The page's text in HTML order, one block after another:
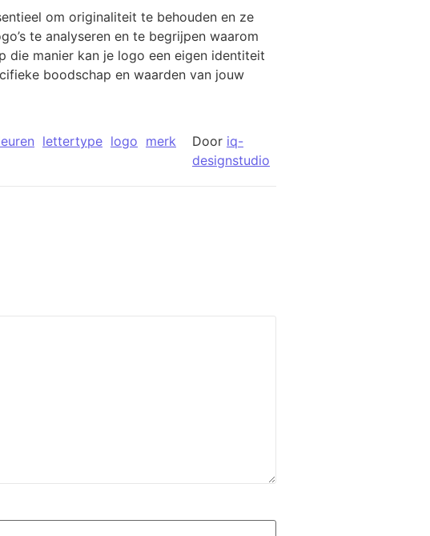
om originaliteit te behouden en ze
te analyseren en te begrijpen waarom
die manier kan je logo een eigen identiteit
boodschap en waarden van jouw
lettertype logo merk
Door iq-
designstudio